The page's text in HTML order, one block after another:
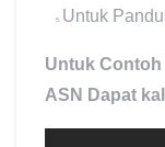
Untuk
Untuk Contoh
ASN Dapat